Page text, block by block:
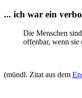
... ich war ein
Die Menschen
offenbar, wenn sie
(mündl. Zitat aus dem